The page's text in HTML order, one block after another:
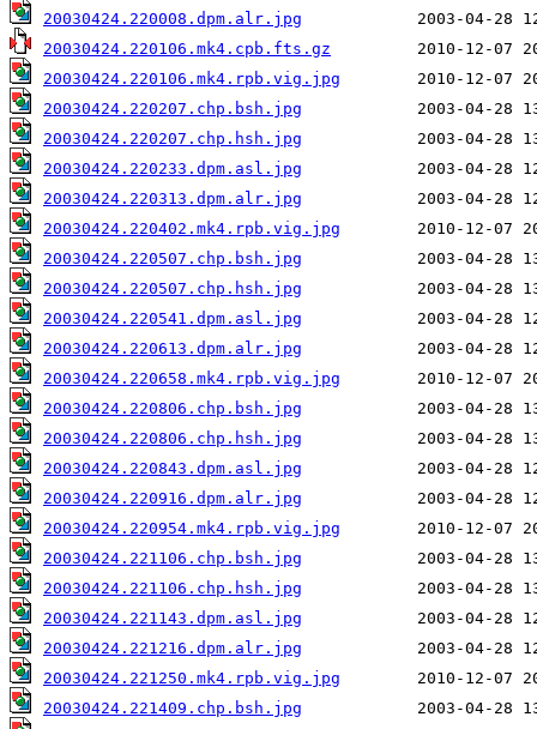
20030424.220008.dpm.alr.jpg
20030424.220106.mk4.cpb.fts.gz
20030424.220106.mk4.rpb.vig.jpg
20030424.220207.chp.bsh.jpg
20030424.220207.chp.hsh.jpg
20030424.220233.dpm.asl.jpg
20030424.220313.dpm.alr.jpg
20030424.220402.mk4.rpb.vig.jpg
20030424.220507.chp.bsh.jpg
20030424.220507.chp.hsh.jpg
20030424.220541.dpm.asl.jpg
20030424.220613.dpm.alr.jpg
20030424.220658.mk4.rpb.vig.jpg
20030424.220806.chp.bsh.jpg
20030424.220806.chp.hsh.jpg
20030424.220843.dpm.asl.jpg
20030424.220916.dpm.alr.jpg
20030424.220954.mk4.rpb.vig.jpg
20030424.221106.chp.bsh.jpg
20030424.221106.chp.hsh.jpg
20030424.221143.dpm.asl.jpg
20030424.221216.dpm.alr.jpg
20030424.221250.mk4.rpb.vig.jpg
20030424.221409.chp.bsh.jpg